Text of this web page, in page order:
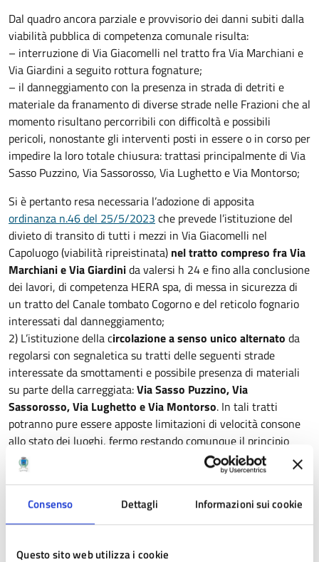
Consenso Dettagli Informazioni sui cookie
Questo sito web utilizza i cookie
Dal quadro ancora parziale e provvisorio dei danni subiti dalla
viabilità pubblica di competenza comunale risulta:
– interruzione di Via Giacomelli nel tratto fra Via Marchiani e
Via Giardini a seguito rottura fognature;
– il danneggiamento con la presenza in strada di detriti e
materiale da franamento di diverse strade nelle Frazioni che al
momento risultano percorribili con difficoltà e possibili
pericoli, nonostante gli interventi posti in essere o in corso per
impedire la loro totale chiusura: trattasi principalmente di Via
Sasso Puzzino, Via Sassorosso, Via Lughetto e Via Montorso;
Si è pertanto resa necessaria l’adozione di apposita
ordinanza n.46 del 25/5/2023 che prevede l’istituzione del
divieto di transito di tutti i mezzi in Via Giacomelli nel
Capoluogo (viabilità ripreistinata) nel tratto compreso fra Via
Marchiani e Via Giardinida valersi h 24 e fino alla conclusione
dei lavori, di competenza HERA spa, di messa in sicurezza di
un tratto del Canale tombato Cogorno e del reticolo fognario
interessati dal danneggiamento;
2) L’istituzione della circolazione a senso unico alternato da
regolarsi con segnaletica su tratti delle seguenti strade
interessate da smottamenti e possibile presenza di materiali
su parte della carreggiata:Via Sasso Puzzino, Via
Sassorosso, Via Lughetto e Via Montorso. In tali tratti
potranno pure essere apposte limitazioni di velocità consone
allo stato dei luoghi, fermo restando comunque il principio
generale della prudenza dei guidatori che impone di regolare
la velocità in base alle condizioni stradali, di visibilità e di
Allegati